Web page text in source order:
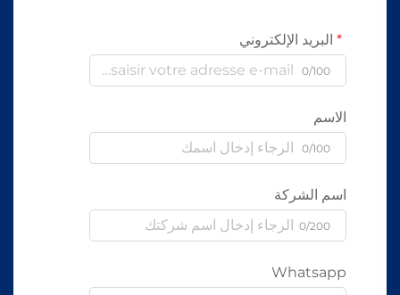
البريد الإلكتروني
0/100
الاسم
0/100
اسم الشركة
0/200
Whatsapp